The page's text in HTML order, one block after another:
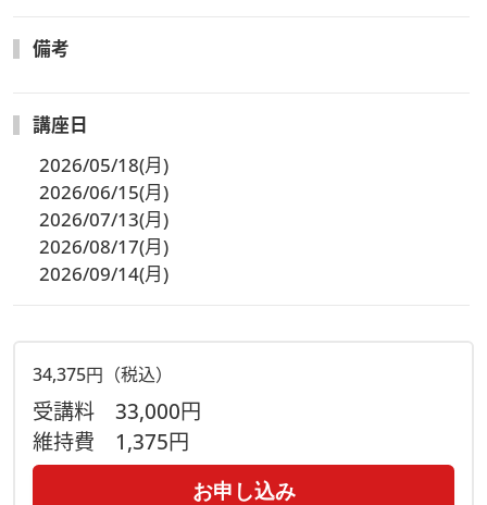
備考
講座日
2026/05/18(月)
2026/06/15(月)
2026/07/13(月)
2026/08/17(月)
2026/09/14(月)
34,375円（税込）
受講料 33,000円
維持費 1,375円
お申し込み